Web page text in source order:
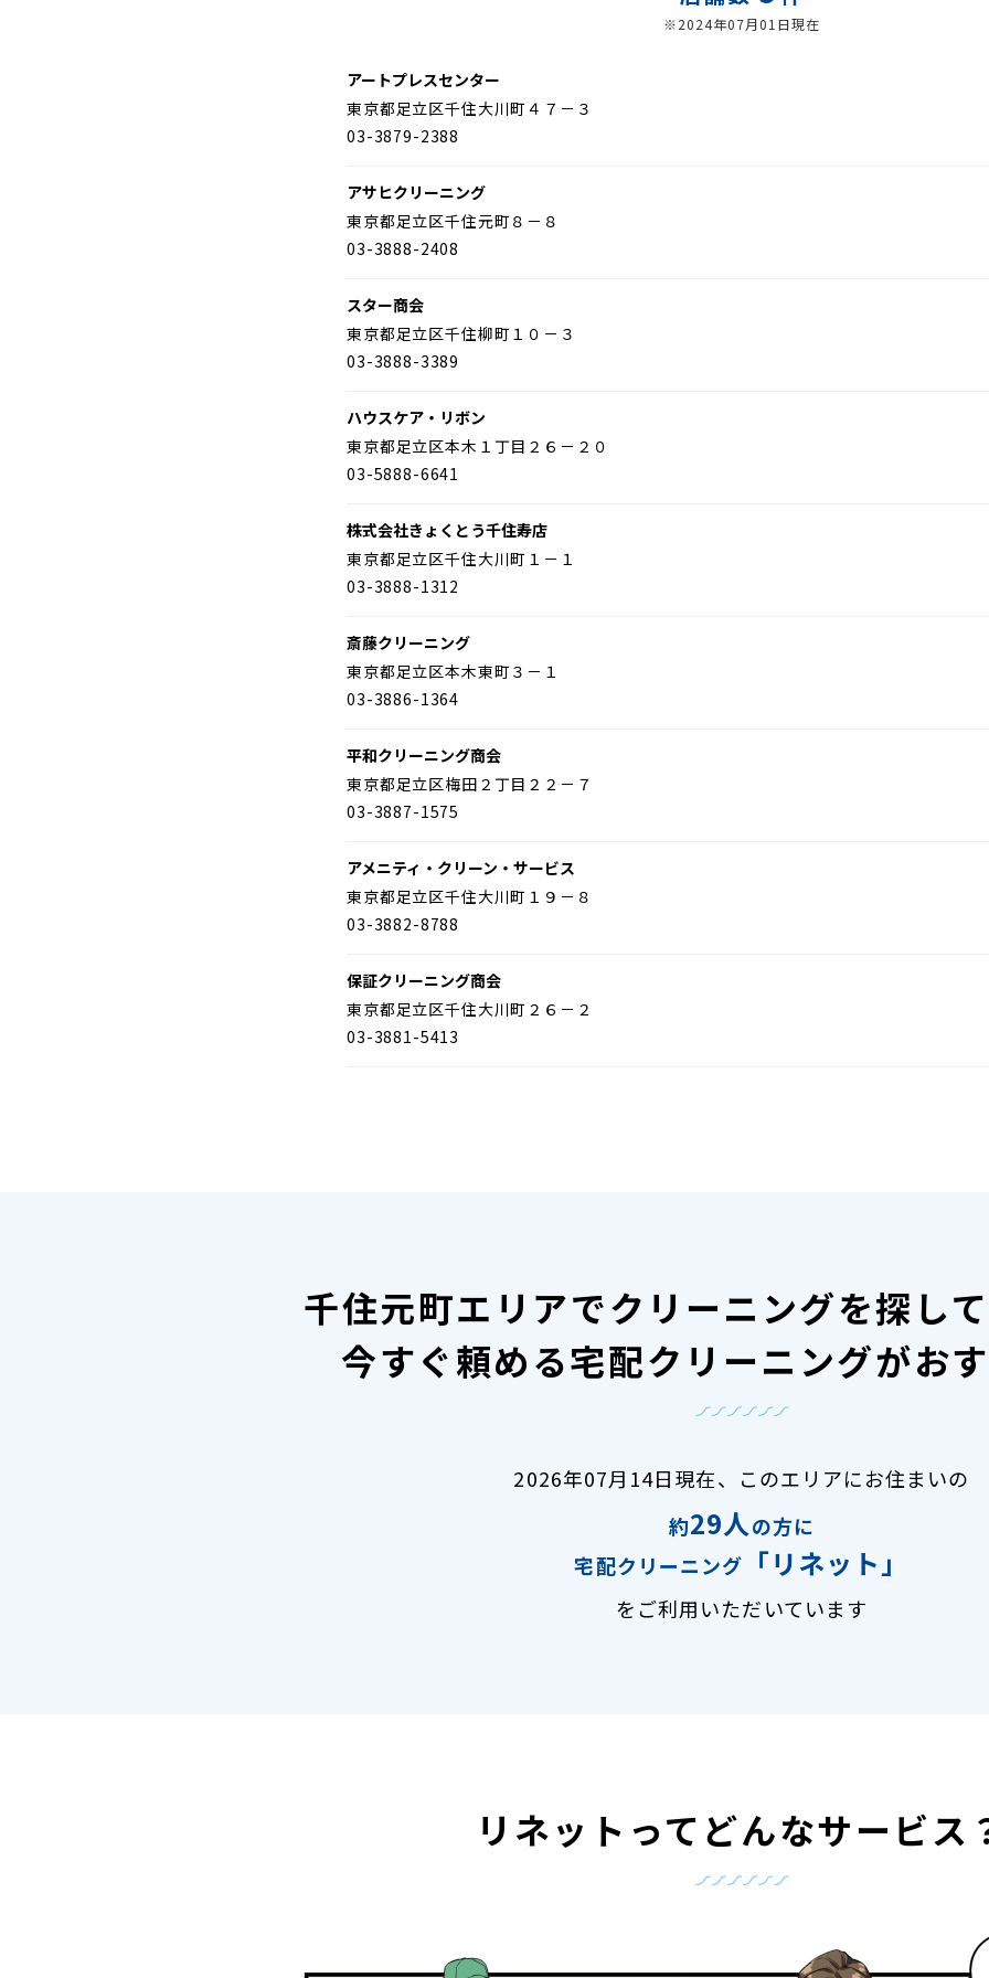
※2024年07月01日現在
アートプレスセンター
東京都足立区千住大川町４７－３
03-3879-2388
アサヒクリーニング
東京都足立区千住元町８－８
03-3888-2408
スター商会
東京都足立区千住柳町１０－３
03-3888-3389
ハウスケア・リボン
東京都足立区本木１丁目２６－２０
03-5888-6641
株式会社きょくとう千住寿店
東京都足立区千住大川町１－１
03-3888-1312
斎藤クリーニング
東京都足立区本木東町３－１
03-3886-1364
平和クリーニング商会
東京都足立区梅田２丁目２２－７
03-3887-1575
アメニティ・クリーン・サービス
東京都足立区千住大川町１９－８
03-3882-8788
保証クリーニング商会
東京都足立区千住大川町２６－２
03-3881-5413
千住元町エリアでクリーニングを探し
今すぐ頼める宅配クリーニングがお
2026年07月14日現在、
このエリアにお住まいの
約29人の方に
宅配クリーニング
「リネット」
をご利用いただいています
リネットってどんなサービス